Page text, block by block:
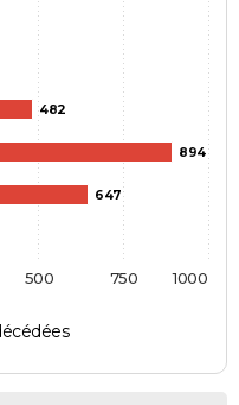
482
894
647
1000
500 750